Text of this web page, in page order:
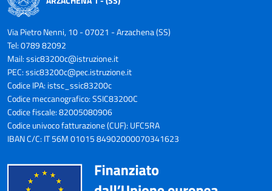
Via Pietro Nenni, 10 - 07021 - Arzachena (SS)
Tel: 0789 82092
Mail:ssic83200c@istruzione.it
PEC:ssic83200c@pec.istruzione.it
Codice IPA: istsc_ssic83200c
Codice meccanografico: SSIC83200C
Codice fiscale: 82005080906
Codice univoco fatturazione (CUF): UFC5RA
IBAN C/C: IT 56M 01015 84902000070341623